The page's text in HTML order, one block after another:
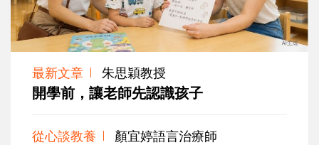
最新文章 朱思穎教授
開學前，讓老師先認識孩子
從心談教養 顏宜婷語言治療師